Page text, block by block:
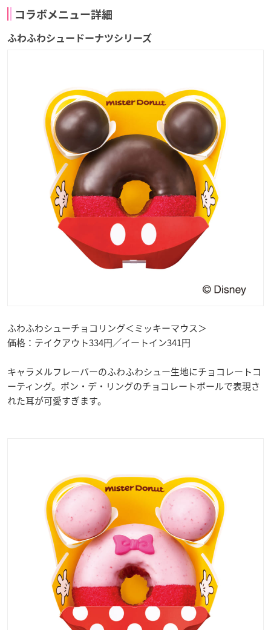
コラボメニュー詳細
ふわふわシュードーナツシリーズ
ふわふわシューチョコリング＜ミッキーマウス＞
価格：テイクアウト334円／イートイン341円
キャラメルフレーバーのふわふわシュー生地にチョコレートコ
ーティング。ポン・デ・リングのチョコレートボールで表現さ
れた耳が可愛すぎます。